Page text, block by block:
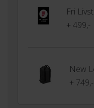
Fri
+ 499,-
+ 749,-